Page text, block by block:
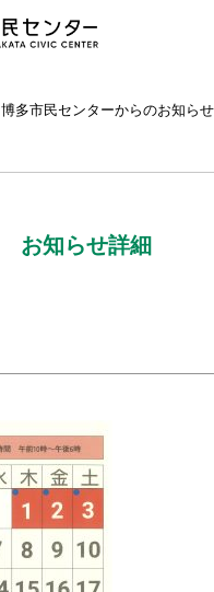
博多市民センターからのお知ら
お知らせ詳細